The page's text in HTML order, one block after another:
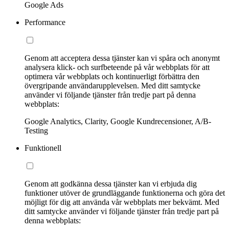
Google Ads
Performance
Genom att acceptera dessa tjänster kan vi spåra och anonymt
analysera klick- och surfbeteende på vår webbplats för att
optimera vår webbplats och kontinuerligt förbättra den
övergripande användarupplevelsen. Med ditt samtycke
använder vi följande tjänster från tredje part på denna
webbplats:
Google Analytics, Clarity, Google Kundrecensioner, A/B-
Testing
Funktionell
Genom att godkänna dessa tjänster kan vi erbjuda dig
funktioner utöver de grundläggande funktionerna och göra det
möjligt för dig att använda vår webbplats mer bekvämt. Med
ditt samtycke använder vi följande tjänster från tredje part på
denna webbplats: